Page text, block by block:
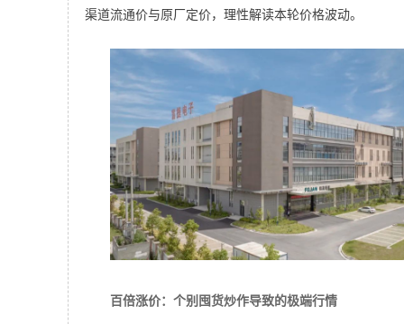
渠道流通价与原厂定价，理性解读本轮价格波动。
百倍涨价：个别囤货炒作导致的极端行情